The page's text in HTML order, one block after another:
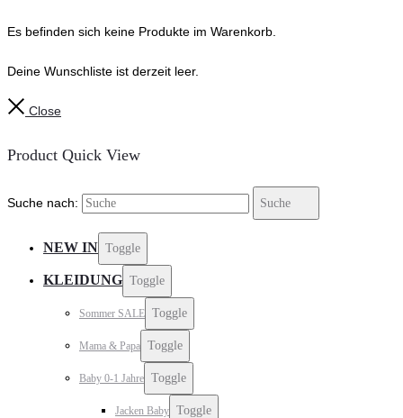
Es befinden sich keine Produkte im Warenkorb.
Deine Wunschliste ist derzeit leer.
Close
Product Quick View
Suche nach: Suche
NEW IN Toggle
KLEIDUNG Toggle
Sommer SALE Toggle
Mama & Papa Toggle
Baby 0-1 Jahre Toggle
Jacken Baby Toggle